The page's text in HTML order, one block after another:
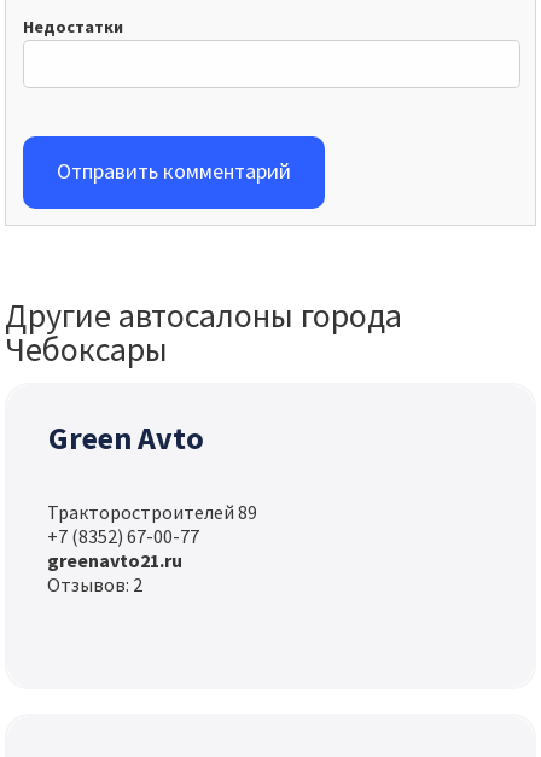
Недостатки
Отправить комментарий
Другие автосалоны города
Чебоксары
Green Avto
Тракторостроителей 89
+7 (8352) 67-00-77
greenavto21.ru
Отзывов: 2